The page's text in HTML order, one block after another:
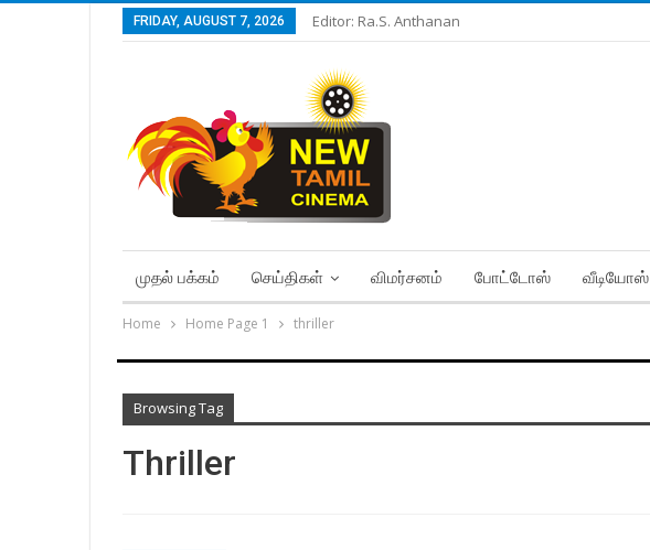
FRIDAY, AUGUST 7, 2026 Editor: Ra.S. Anthanan
முதல் பக்கம் செய்திகள் விமர்சனம் போட்டோஸ் வீடியோஸ்
Home Home Page 1 thriller
Browsing Tag
Thriller